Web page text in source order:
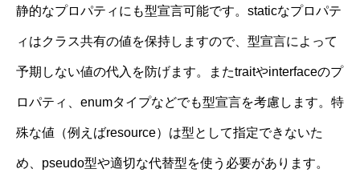
静的なプロパティにも型宣言可能です。staticなプロパテ
ィはクラス共有の値を保持しますので、型宣言によって
予期しない値の代入を防げます。またtraitやinterfaceのプ
ロパティ、enumタイプなどでも型宣言を考慮します。特
殊な値（例えばresource）は型として指定できないた
め、pseudo型や適切な代替型を使う必要があります。